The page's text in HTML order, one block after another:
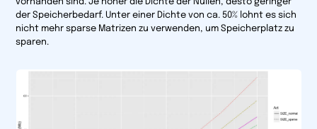
der Speicherbedarf. Unter einer Dichte von ca. 50% lohnt es sich
nicht mehr sparse Matrizen zu verwenden, um Speicherplatz zu
sparen.